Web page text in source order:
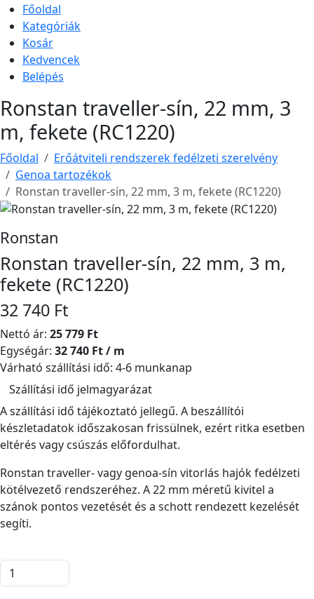
Főoldal
Kategóriák
Kosár
Kedvencek
Belépés
Ronstan traveller-sín, 22 mm, 3
m, fekete (RC1220)
Főoldal
Erőátviteli rendszerek fedélzeti szerelvény
Genoa tartozékok
Ronstan traveller-sín, 22 mm, 3 m, fekete (RC1220)
Ronstan
Ronstan traveller-sín, 22 mm, 3 m,
fekete (RC1220)
32 740 Ft
Nettó ár: 25 779 Ft
Egységár: 32 740 Ft / m
Várható szállítási idő: 4-6 munkanap
Szállítási idő jelmagyarázat
A szállítási idő tájékoztató jellegű. A beszállítói
készletadatok időszakosan frissülnek, ezért ritka esetben
eltérés vagy csúszás előfordulhat.
Ronstan traveller- vagy genoa-sín vitorlás hajók fedélzeti
kötélvezető rendszeréhez. A 22 mm méretű kivitel a
szánok pontos vezetését és a schott rendezett kezelését
segíti.